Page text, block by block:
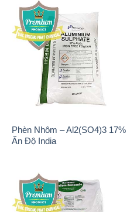
Phèn Nhôm – Al2(SO4)3 17%
Ấn Độ India